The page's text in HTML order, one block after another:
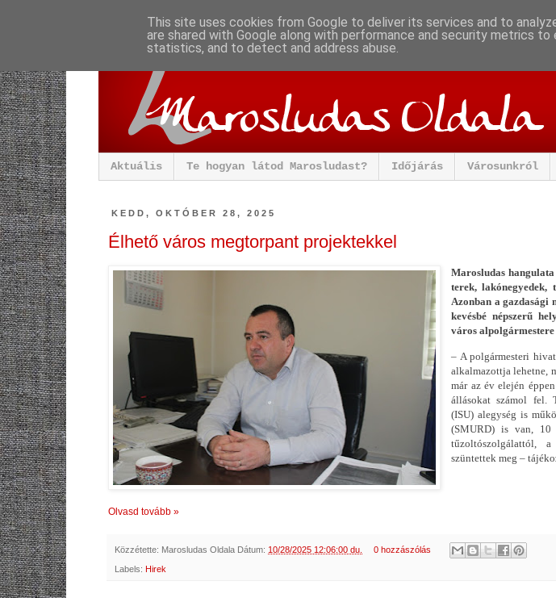
Aktuális Te hogyan látod Marosludast? Időjárás Városunkról
KEDD, OKTÓBER 28, 2025
Élhető város megtorpant projektekkel
Marosludas
terek, lakónegyedek,
Azonban a gazdasági
kevésbé népszerű
város
– A polgármesteri
alkalmazottja lehetne,
már az év elején
állásokat számol fel.
(ISU) alegység is
(SMURD) is van, 10
tűzoltószolgálattól,
szüntettek meg –
Olvasd tovább »
Közzétette: Marosludas Oldala Dátum: 10/28/2025 12:06:00 du. 0 hozzászólás
Labels: Hirek
This site uses cookies from Google to deliver its services and to
are shared with Google along with performance and security metrics
statistics, and to detect and address abuse.